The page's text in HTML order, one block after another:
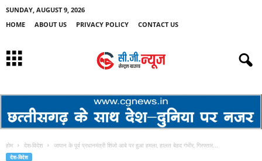
SUNDAY, AUGUST 9, 2026
HOME
ABOUT US PRIVACY POLICY CONTACT US
होम देश-विदेश जापान के पूर्व प्रधानमंत्री शिंजो आबे पर हुआ हमला, हालत बेहद गंभीर, गिरफ्तार...
देश-विदेश